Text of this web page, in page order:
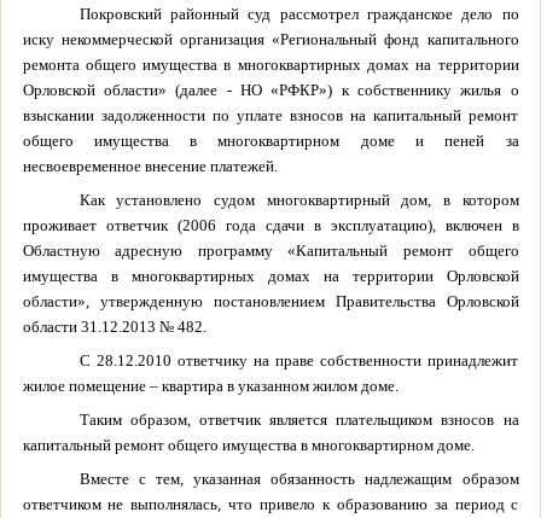
Покровский районный суд рассмотрел гражданское дело по
иску некоммерческой организация «Региональный фонд капитального
ремонта общего имущества в многоквартирных домах на территории
Орловской области» (далее - НО «РФКР») к собственнику жилья о
взыскании задолженности по уплате взносов на капитальный ремонт
общего имущества в многоквартирном доме и пеней за
несвоевременное внесение платежей.
Как установлено судом многоквартирный дом, в котором
проживает ответчик (2006 года сдачи в эксплуатацию), включен в
Областную адресную программу «Капитальный ремонт общего
имущества в многоквартирных домах на территории Орловской
области», утвержденную постановлением Правительства Орловской
области 31.12.2013 № 482.
С 28.12.2010 ответчику на праве собственности принадлежит
жилое помещение – квартира в указанном жилом доме.
Таким образом, ответчик является плательщиком взносов на
капитальный ремонт общего имущества в многоквартирном доме.
Вместе с тем, указанная обязанность надлежащим образом
ответчиком не выполнялась, что привело к образованию за период с